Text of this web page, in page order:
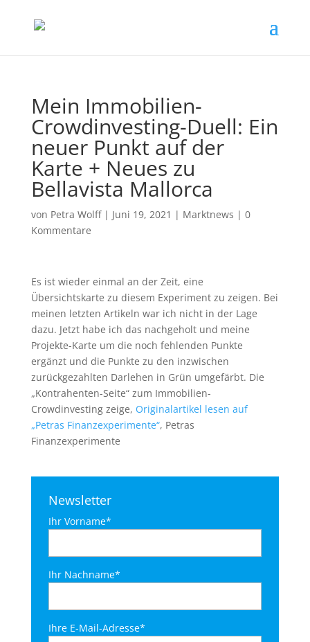
Mein Immobilien-
Crowdinvesting-Duell: Ein
neuer Punkt auf der
Karte + Neues zu
Bellavista Mallorca
von Petra Wolff| Juni 19, 2021 | Marktnews | 0
Kommentare
Es ist wieder einmal an der Zeit, eine
Übersichtskarte zu diesem Experiment zu zeigen. Bei
meinen letzten Artikeln war ich nicht in der Lage
dazu. Jetzt habe ich das nachgeholt und meine
Projekte-Karte um die noch fehlenden Punkte
ergänzt und die Punkte zu den inzwischen
zurückgezahlten Darlehen in Grün umgefärbt. Die
„Kontrahenten-Seite“ zum Immobilien-
Crowdinvesting zeige, Originalartikel lesen auf
„Petras Finanzexperimente“, Petras
Finanzexperimente
Newsletter
Ihr Vorname*
Ihr Nachname*
Ihre E-Mail-Adresse*